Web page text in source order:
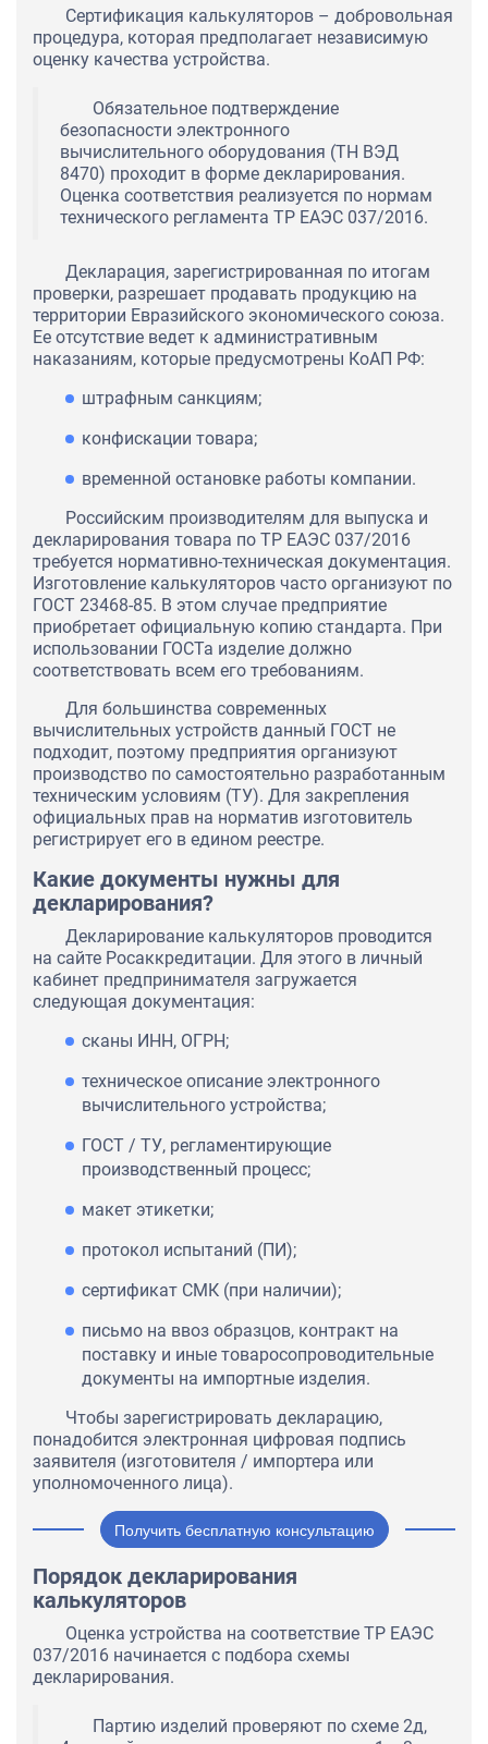
Сертификация калькуляторов – добровольная
процедура, которая предполагает независимую
оценку качества устройства.
Обязательное подтверждение
безопасности электронного
вычислительного оборудования (ТН ВЭД
8470) проходит в форме декларирования.
Оценка соответствия реализуется по нормам
технического регламента ТР ЕАЭС 037/2016.
Декларация, зарегистрированная по итогам
проверки, разрешает продавать продукцию на
территории Евразийского экономического союза.
Ее отсутствие ведет к административным
наказаниям, которые предусмотрены КоАП РФ:
штрафным санкциям;
конфискации товара;
временной остановке работы компании.
Российским производителям для выпуска и
декларирования товара по ТР ЕАЭС 037/2016
требуется нормативно-техническая документация.
Изготовление калькуляторов часто организуют по
ГОСТ 23468-85. В этом случае предприятие
приобретает официальную копию стандарта. При
использовании ГОСТа изделие должно
соответствовать всем его требованиям.
Для большинства современных
вычислительных устройств данный ГОСТ не
подходит, поэтому предприятия организуют
производство по самостоятельно разработанным
техническим условиям (ТУ). Для закрепления
официальных прав на норматив изготовитель
регистрирует его в едином реестре.
Какие документы нужны для
декларирования?
Декларирование калькуляторов проводится
на сайте Росаккредитации. Для этого в личный
кабинет предпринимателя загружается
следующая документация:
сканы ИНН, ОГРН;
техническое описание электронного
вычислительного устройства;
ГОСТ / ТУ, регламентирующие
производственный процесс;
макет этикетки;
протокол испытаний (ПИ);
сертификат СМК (при наличии);
письмо на ввоз образцов, контракт на
поставку и иные товаросопроводительные
документы на импортные изделия.
Чтобы зарегистрировать декларацию,
понадобится электронная цифровая подпись
заявителя (изготовителя / импортера или
уполномоченного лица).
Получить бесплатную консультацию
Порядок декларирования
калькуляторов
Оценка устройства на соответствие ТР ЕАЭС
037/2016 начинается с подбора схемы
декларирования.
Партию изделий проверяют по схеме 2д,